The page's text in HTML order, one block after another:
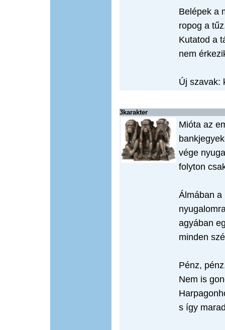
Belépek a
ropog a
Kutatod a
nem
Új szavak:
3karakter
Mióta az
vége
folyton
Álmában a
agyában
minden
Pénz,
Nem is
s így